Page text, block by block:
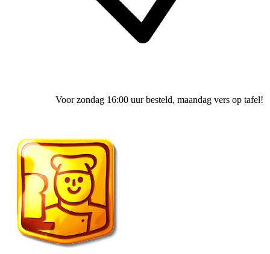
Voor zondag 16:00 uur besteld, maandag vers op tafel!